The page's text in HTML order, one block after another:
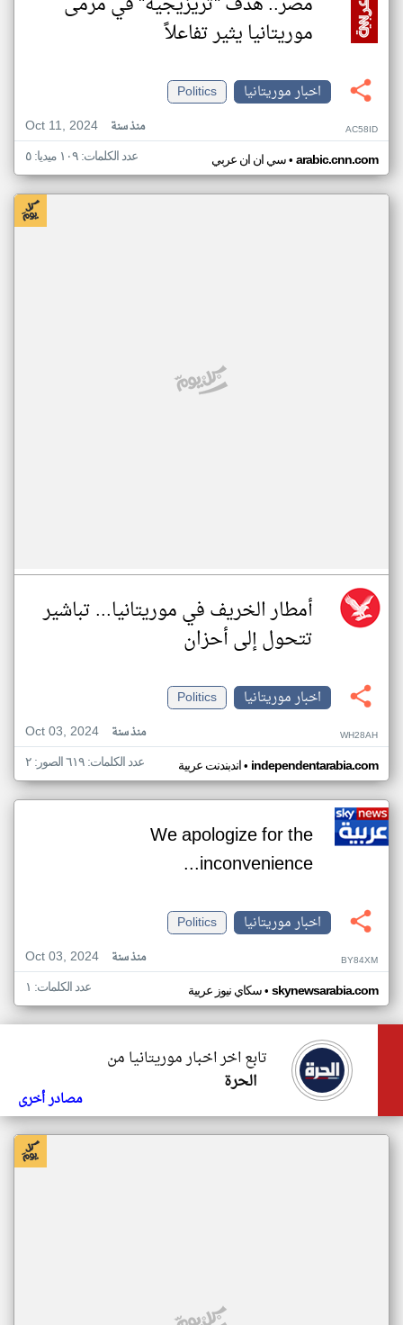
موريتانيا يثير تفاعلاً
اخبار موريتانيا
Politics
Oct 11, 2024
منذ سنة AC58ID
سي ان ان عربي• arabic.cnn.com عدد الكلمات: ١٠٩ ميديا: ٥
أمطار الخريف في موريتانيا... تباشير
تتحول إلى أحزان
اخبار موريتانيا
Politics
Oct 03, 2024
منذ سنة WH28AH
اندبندنت عربية• independentarabia.com عدد الكلمات: ٦١٩ الصور: ٢
We apologize for the
inconvenience...
اخبار موريتانيا
Politics
Oct 03, 2024
منذ سنة BY84XM
سكاي نيوز عربية• skynewsarabia.com عدد الكلمات: ١
تابع اخر اخبار موريتانيا من
الحرة
مصادر أخرى